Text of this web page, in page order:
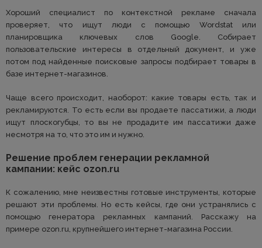
Хороший специалист по контекстной рекламе сначала
проверяет, что ищут люди с помощью Wordstat или
планировщика ключевых слов Google. Собирает
пользовательские интересы в отдельный документ, и уже
потом под найденные поисковые запросы подбирает товары в
базе интернет-магазинов.
Чаще всего происходит, наоборот: какие товары есть, так и
рекламируются. То есть если вы продаете пассатижи, а люди
ищут плоскогубцы, то вы не продадите им пассатижи даже
несмотря на то, что это им и нужно.
Решение проблем генерации рекламной
кампании: кейс ozon.ru
К сожалению, мне неизвестны готовые инструменты, которые
решают эти проблемы. Но есть кейсы, где они устранялись с
помощью генератора рекламных кампаний. Расскажу на
примере ozon.ru, крупнейшего интернет-магазина России.